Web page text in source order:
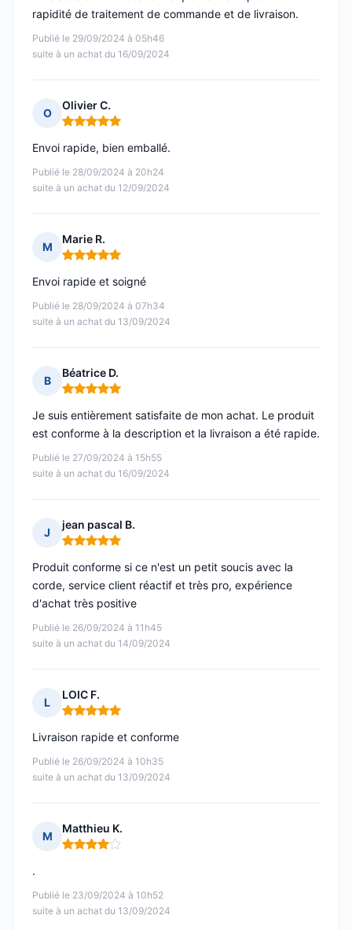
Publié le 29/09/2024 à 05h46
suite à un achat du 16/09/2024
rapidité de traitement de commande et de livraison.
O
Olivier C.
Note : 5 sur 5
Publié le 28/09/2024 à 20h24
suite à un achat du 12/09/2024
Envoi rapide, bien emballé.
M
Marie R.
Note : 5 sur 5
Publié le 28/09/2024 à 07h34
suite à un achat du 13/09/2024
Envoi rapide et soigné
B
Béatrice D.
Note : 5 sur 5
Publié le 27/09/2024 à 15h55
suite à un achat du 16/09/2024
Je suis entièrement satisfaite de mon achat. Le produit
est conforme à la description et la livraison a été rapide.
J
jean pascal B.
Note : 5 sur 5
Publié le 26/09/2024 à 11h45
suite à un achat du 14/09/2024
Produit conforme si ce n'est un petit soucis avec la
corde, service client réactif et très pro, expérience
d'achat très positive
L
LOIC F.
Note : 5 sur 5
Publié le 26/09/2024 à 10h35
suite à un achat du 13/09/2024
Livraison rapide et conforme
M
Matthieu K.
Note : 4 sur 5
Publié le 23/09/2024 à 10h52
suite à un achat du 13/09/2024
.